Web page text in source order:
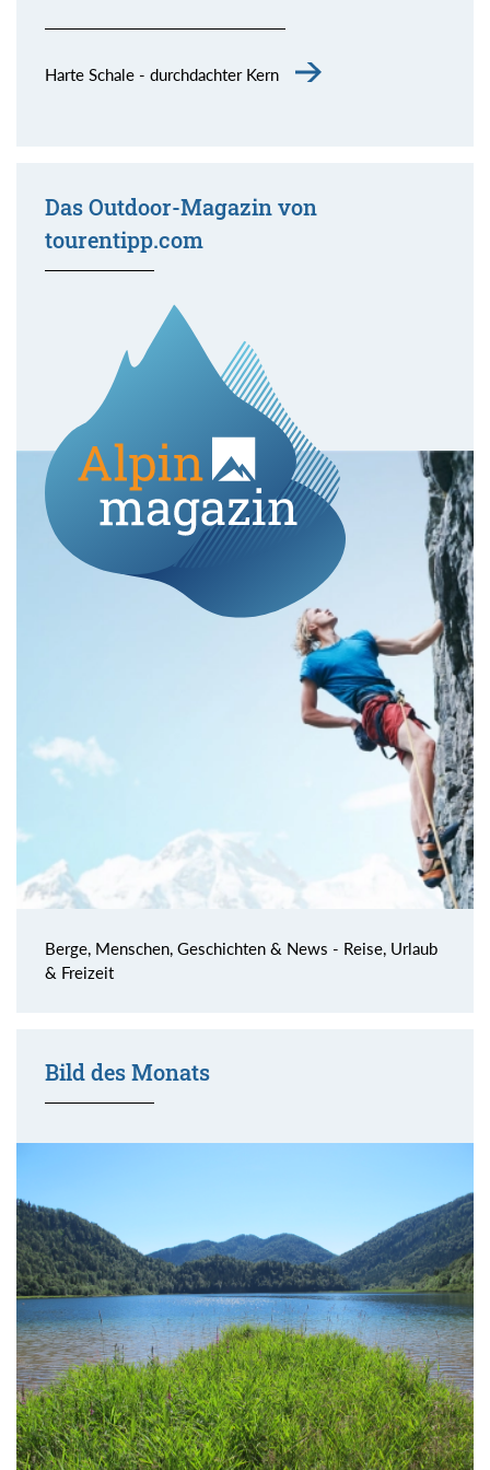
Harte Schale - durchdachter Kern
Das Outdoor-Magazin von
tourentipp.com
Berge, Menschen, Geschichten & News - Reise, Urlaub
& Freizeit
Bild des Monats